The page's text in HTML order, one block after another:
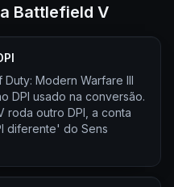
Battlefield V
Modern Warfare III
DPI usado na conversão.
roda outro DPI, a conta
diferente' do Sens